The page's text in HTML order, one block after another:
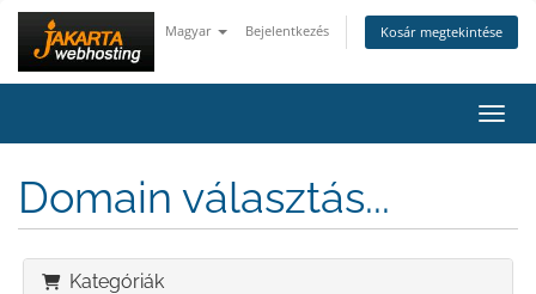
Magyar Bejelentkezés Kosár megtekintése
Domain választás...
Kategóriák